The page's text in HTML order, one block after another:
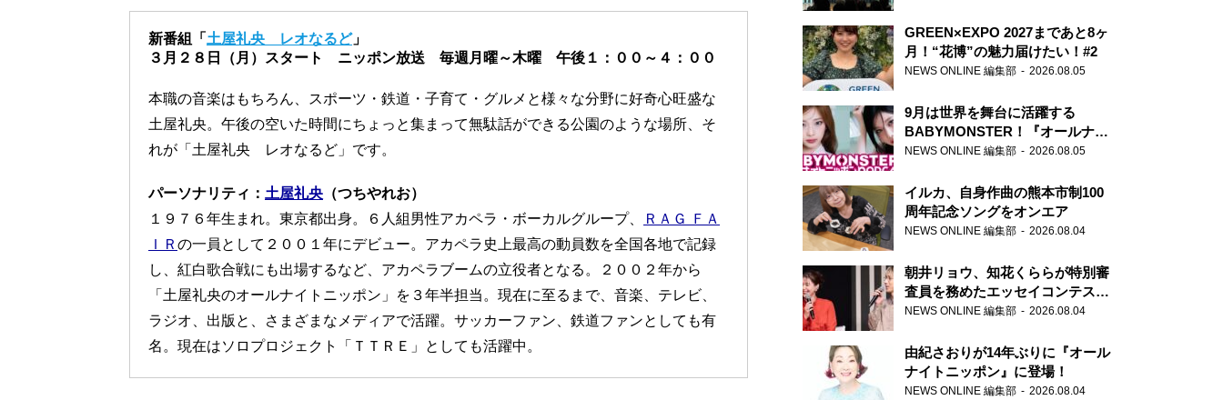
新番組「 土屋礼央 レオなるど」
３月２８日（月）スタート ニッポン放送 毎週月曜～木曜 午後１：００～４：００
本職の音楽はもちろん、スポーツ・鉄道・子育て・グルメと様々な分野に好奇心旺盛な
土屋礼央。午後の空いた時間にちょっと集まって無駄話ができる公園のような場所、そ
れが「土屋礼央 レオなるど」です。
パーソナリティ： 土屋礼央 （つちやれお）
１９７６年生まれ。東京都出身。６人組男性アカペラ・ボーカルグループ、
ＲＡＧ ＦＡ
ＩＲ の一員として２００１年にデビュー。アカペラ史上最高の動員数を全国各地で記録
し、紅白歌合戦にも出場するなど、アカペラブームの立役者となる。２００２年から
「土屋礼央のオールナイトニッポン」を３年半担当。現在に至るまで、音楽、テレビ、
ラジオ、出版と、さまざまなメディアで活躍。サッカーファン、鉄道ファンとしても有
名。現在はソロプロジェクト「ＴＴＲＥ」としても活躍中。
GREEN×EXPO 2027まであと8ヶ
月！“花博”の魅力届けたい！#2
NEWS ONLINE 編集部 2026.08.05
9月は世界を舞台に活躍する
BABYMONSTER！『オールナイ
トニッポンPODCAST』月替わり
NEWS ONLINE 編集部 2026.08.05
イルカ、自身作曲の熊本市制100
周年記念ソングをオンエア
NEWS ONLINE 編集部 2026.08.04
朝井リョウ、知花くららが特別審
査員を務めたエッセイコンテスト
の特別番組「#いまあなたに伝え
NEWS ONLINE 編集部 2026.08.04
由紀さおりが14年ぶりに『オール
ナイトニッポン』に登場！
NEWS ONLINE 編集部 2026.08.04